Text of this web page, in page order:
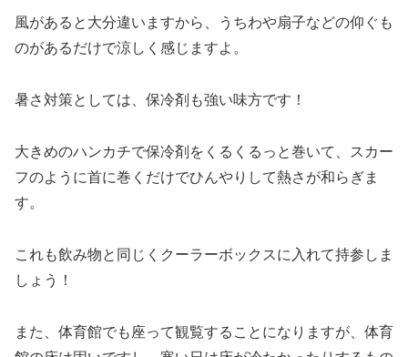
風があると大分違いますから、うちわや扇子などの仰ぐも
のがあるだけで涼しく感じますよ。
暑さ対策としては、保冷剤も強い味方です！
大きめのハンカチで保冷剤をくるくるっと巻いて、スカー
フのように首に巻くだけでひんやりして熱さが和らぎま
す。
これも飲み物と同じくクーラーボックスに入れて持参しま
しょう！
また、体育館でも座って観覧することになりますが、体育